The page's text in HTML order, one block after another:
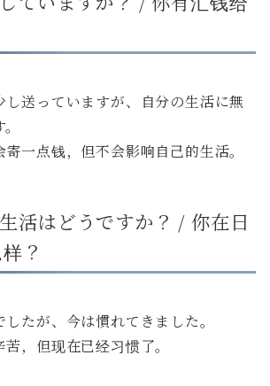
し送っていますが、自分の生活に無
一点钱，但不会影响自己的生活。
活はどうですか？ / 你在日
？
たが、今は慣れてきました。
，但现在已经习惯了。